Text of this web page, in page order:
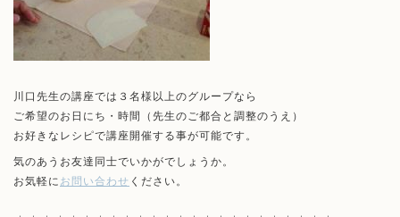
川口先生の講座では３名様以上のグループなら
ご希望のお日にち・時間
（先生のご都合と調整のうえ）
お好きなレシピで講座開催する事が可能です。
気のあうお友達同士でいかがでしょうか。
お気軽に お問い合わせ ください。